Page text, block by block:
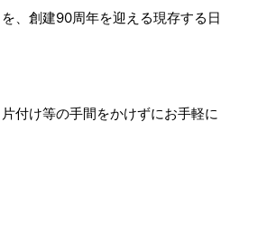
、創建90周年を迎える現存する日
付け等の手間をかけずにお手軽に